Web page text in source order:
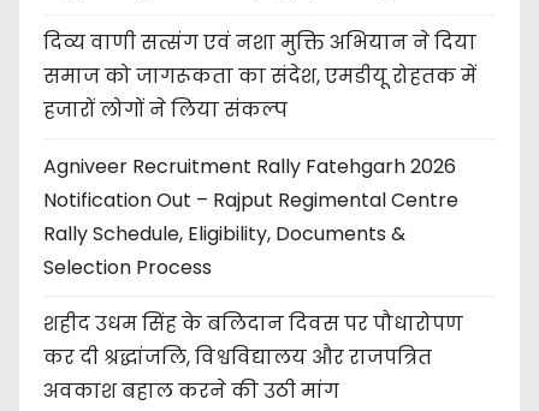
दिव्य वाणी सत्संग एवं नशा मुक्ति अभियान ने दिया
समाज को जागरूकता का संदेश, एमडीयू रोहतक में
हजारों लोगों ने लिया संकल्प
Agniveer Recruitment Rally Fatehgarh 2026
Notification Out – Rajput Regimental Centre
Rally Schedule, Eligibility, Documents &
Selection Process
शहीद उधम सिंह के बलिदान दिवस पर पौधारोपण
कर दी श्रद्धांजलि, विश्वविद्यालय और राजपत्रित
अवकाश बहाल करने की उठी मांग